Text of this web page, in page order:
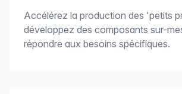
Accélérez la production des 'petits
développez des composants sur-
répondre aux besoins spécifiques.